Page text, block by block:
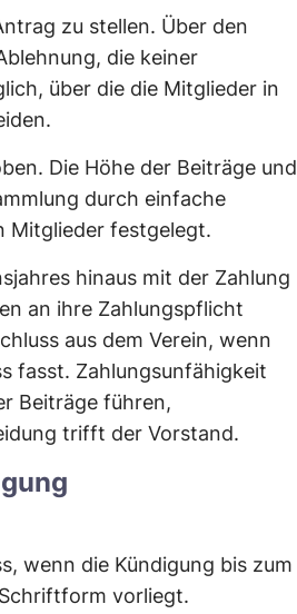
zu stellen. Über den
die keiner
über die die Mitglieder in
Die Höhe der Beiträge und
durch einfache
Mitglieder festgelegt.
hinaus mit der Zahlung
an ihre Zahlungspflicht
aus dem Verein, wenn
fasst. Zahlungsunfähigkeit
Beiträge führen,
trifft der Vorstand.
wenn die Kündigung bis zum
vorliegt.